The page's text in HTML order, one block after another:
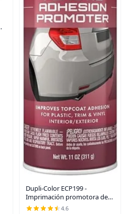
Dupli-Color ECP199 -
Imprimación promotora de
adherencia para pintura
4.6